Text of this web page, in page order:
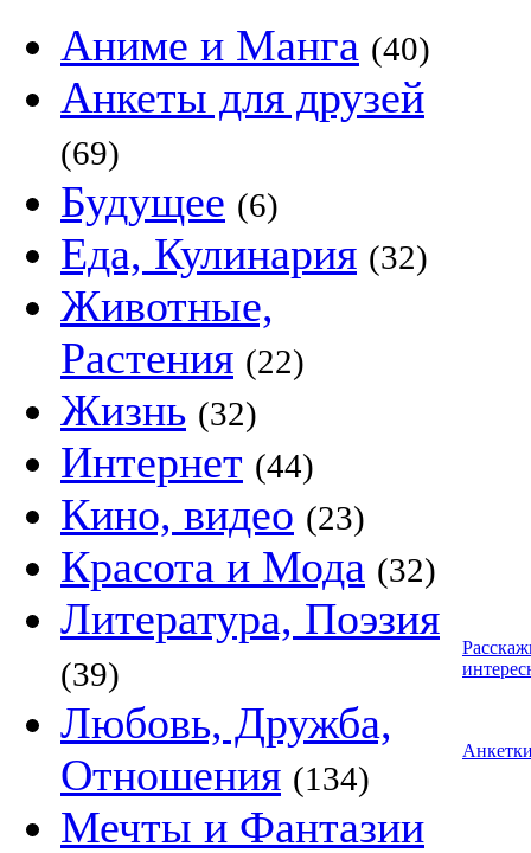
Аниме и Манга (40)
Анкеты для друзей
(69)
Будущее (6)
Еда, Кулинария (32)
Животные,
Растения (22)
Жизнь (32)
Интернет (44)
Кино, видео (23)
Красота и Мода (32)
Литература, Поэзия
(39)
Любовь, Дружба,
Отношения (134)
Мечты и Фантазии